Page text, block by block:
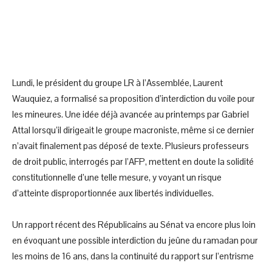
Lundi, le président du groupe LR à l’Assemblée, Laurent
Wauquiez, a formalisé sa proposition d’interdiction du voile pour
les mineures. Une idée déjà avancée au printemps par Gabriel
Attal lorsqu’il dirigeait le groupe macroniste, même si ce dernier
n’avait finalement pas déposé de texte. Plusieurs professeurs
de droit public, interrogés par l’AFP, mettent en doute la solidité
constitutionnelle d’une telle mesure, y voyant un risque
d’atteinte disproportionnée aux libertés individuelles.
Un rapport récent des Républicains au Sénat va encore plus loin
en évoquant une possible interdiction du jeûne du ramadan pour
les moins de 16 ans, dans la continuité du rapport sur l’entrisme